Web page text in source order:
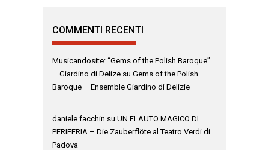
COMMENTI RECENTI
Musicandosite: “Gems of the Polish Baroque”
– Giardino di Delize su Gems of the Polish
Baroque – Ensemble Giardino di Delizie
daniele facchin su UN FLAUTO MAGICO DI
PERIFERIA – Die Zauberflöte al Teatro Verdi di
Padova